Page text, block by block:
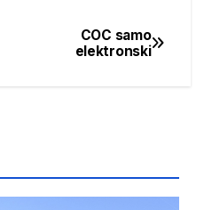
COC samo
elektronski